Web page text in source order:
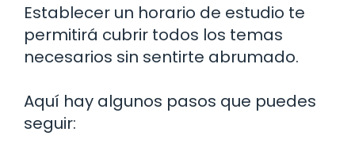
Establecer un horario de estudio te
permitirá cubrir todos los temas
necesarios sin sentirte abrumado.
Aquí hay algunos pasos que puedes
seguir: